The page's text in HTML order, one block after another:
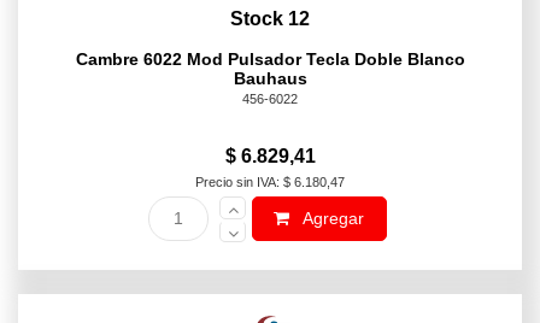
Stock 12
Cambre 6022 Mod Pulsador Tecla Doble Blanco
Bauhaus
456-6022
$ 6.829,41
Precio sin IVA: $ 6.180,47
Agregar